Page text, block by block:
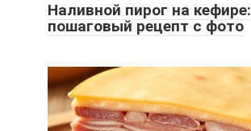
Наливной пирог на кефире:
пошаговый рецепт с фото